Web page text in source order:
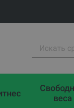
веса